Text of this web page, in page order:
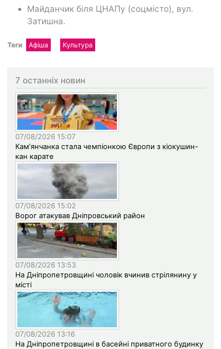
Майданчик біля ЦНАПу (соцмісто), вул.
Затишна.
Теги Афіша Культура
7 останніх новин
07/08/2026 15:07
Кам’янчанка стала чемпіонкою Європи з кіокушин-
кан карате
07/08/2026 15:02
Ворог атакував Дніпровський район
07/08/2026 13:53
На Дніпропетровщині чоловік вчинив стрілянину у
місті
07/08/2026 13:16
На Дніпропетровщині в басейні приватного будинку